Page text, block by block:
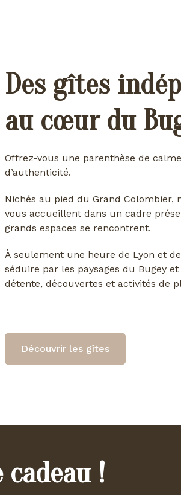
Des gîtes
au cœur du
Offrez-vous une parenthèse de
d’authenticité.
Nichés au pied du Grand Colombier,
vous accueillent dans un cadre
grands espaces se rencontrent.
À seulement une heure de Lyon et
séduire par les paysages du Bugey
détente, découvertes et activités de
Découvrir les gîtes
!